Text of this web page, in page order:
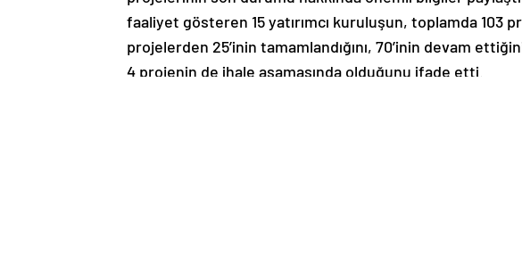
faaliyet gösteren 15 yatırımcı kuruluşun, toplamda 103
projelerden 25’inin tamamlandığını, 70’inin devam
4 projenin de ihale aşamasında olduğunu ifade etti.